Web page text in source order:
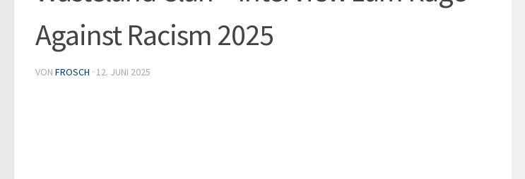
Against Racism 2025
VON FROSCH · 12. JUNI 2025